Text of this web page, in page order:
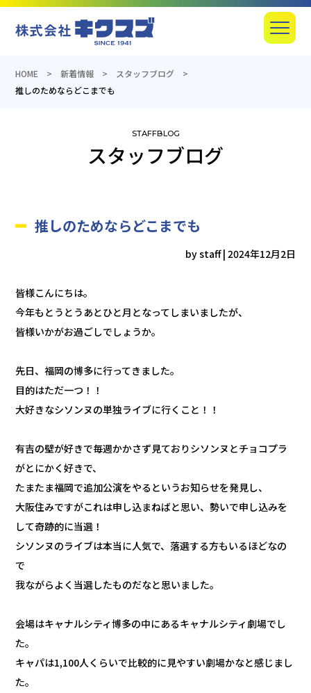
産業機器の総合商社のキクスズ Menu
HOME 新着情報
スタッフブログ
推しのためならどこまでも
スタッフブログ
推しのためならどこまでも
by staff| 2024年12月2日
皆様こんにちは。
今年もとうとうあとひと月となってしまいましたが、
皆様いかがお過ごしでしょうか。
先日、福岡の博多に行ってきました。
目的はただ一つ！！
大好きなシソンヌの単独ライブに行くこと！！
有吉の壁が好きで毎週かかさず見ておりシソンヌとチョコプラ
がとにかく好きで、
たまたま福岡で追加公演をやるというお知らせを発見し、
大阪住みですがこれは申し込まねばと思い、勢いで申し込みを
して奇跡的に当選！
シソンヌのライブは本当に人気で、落選する方もいるほどなの
で
我ながらよく当選したものだなと思いました。
会場はキャナルシティ博多の中にあるキャナルシティ劇場でし
た。
キャパは1,100人くらいで比較的に見やすい劇場かなと感じまし
た。